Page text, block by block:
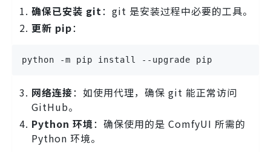
确保已安装 git：git 是安装过程中必要的工具。
更新 pip：
python -m pip install --upgrade pip
网络连接：如使用代理，确保 git 能正常访问
GitHub。
Python 环境：确保使用的是 ComfyUI 所需的
Python 环境。